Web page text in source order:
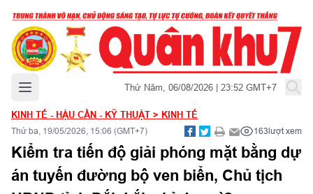
Mở menu chính Thứ Năm, 06/08/2026 | 23:52 GMT+7
KINH TẾ - HẬU CẦN - KỸ THUẬT > KINH TẾ
Thứ ba, 19/05/2026, 15:06 (GMT+7) 163lượt xem
Kiểm tra tiến độ giải phóng mặt bằng dự
án tuyến đường bộ ven biển, Chủ tịch